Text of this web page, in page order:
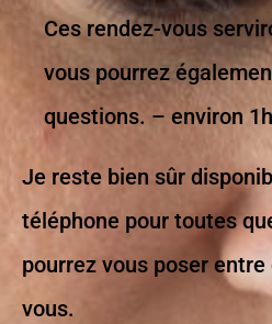
Ces rendez-vous
vous pourrez
questions. – environ
Je reste bien sûr
téléphone pour toutes
pourrez vous poser
vous.